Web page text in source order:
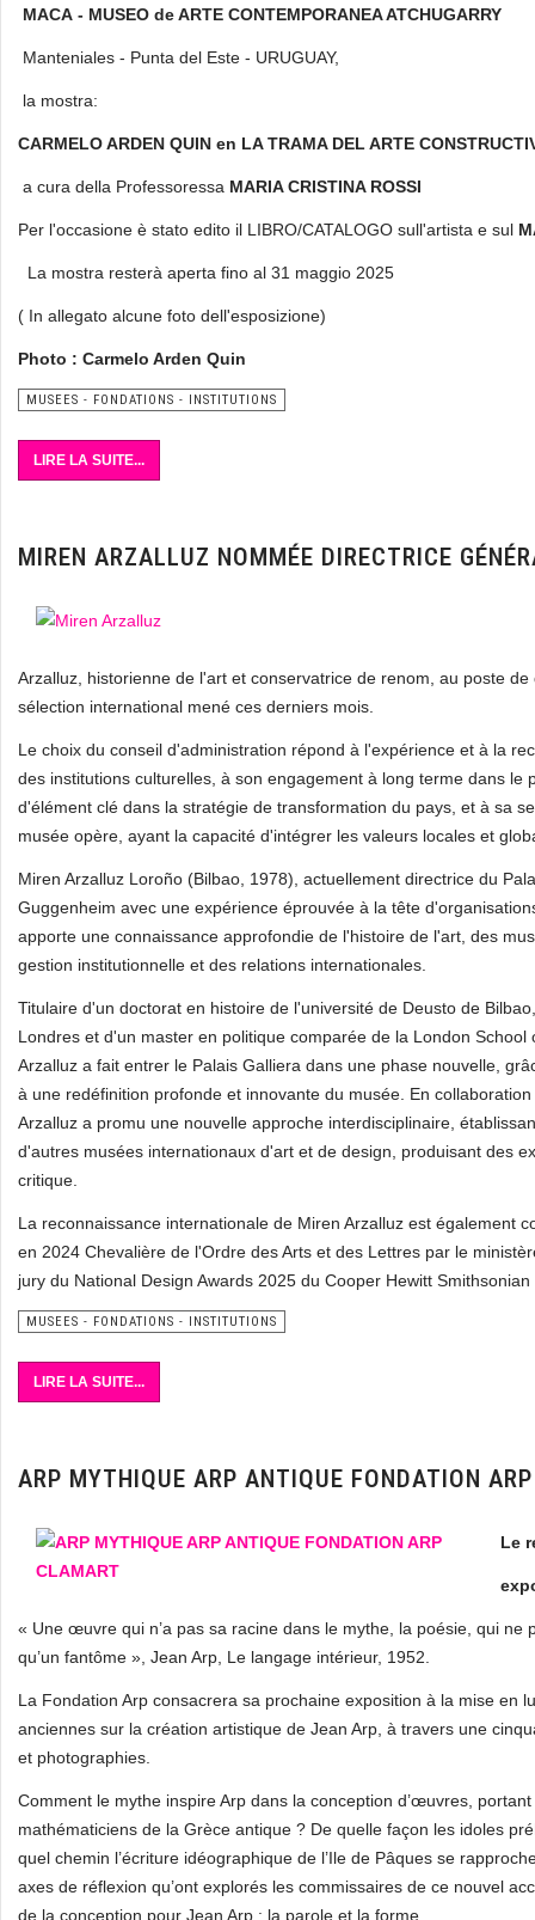
MACA - MUSEO de ARTE CONTEMPORANEA ATCHUGARRY
Manteniales - Punta del Este - URUGUAY,
la mostra:
CARMELO ARDEN QUIN en LA TRAMA DEL ARTE
a cura della Professoressa MARIA CRISTINA ROSSI
Per l'occasione è stato edito il LIBRO/CATALOGO sull'artista e sul M
La mostra resterà aperta fino al 31 maggio
( In allegato alcune foto dell'esposizione)
Photo : Carmelo Arden Quin
MUSEES - FONDATIONS - INSTITUTIONS
LIRE LA SUITE...
MIREN ARZALLUZ NOMMÉE DIRECTRICE
Arzalluz, historienne de l'art et conservatrice de renom, au poste
sélection international mené ces derniers mois.
Le choix du conseil d'administration répond à l'expérience et à la
des institutions culturelles, à son engagement à long terme dans
d'élément clé dans la stratégie de transformation du pays, et à sa
musée opère, ayant la capacité d'intégrer les valeurs locales et
Miren Arzalluz Loroño (Bilbao, 1978), actuellement directrice du
Guggenheim avec une expérience éprouvée à la tête
apporte une connaissance approfondie de l'histoire de l'art, des
gestion institutionnelle et des relations internationales.
Titulaire d'un doctorat en histoire de l'université de Deusto de
Londres et d'un master en politique comparée de la London
Arzalluz a fait entrer le Palais Galliera dans une phase nouvelle,
à une redéfinition profonde et innovante du musée. En
Arzalluz a promu une nouvelle approche interdisciplinaire,
d'autres musées internationaux d'art et de design, produisant des
critique.
La reconnaissance internationale de Miren Arzalluz est également
en 2024 Chevalière de l'Ordre des Arts et des Lettres par le
jury du National Design Awards 2025 du Cooper Hewitt
MUSEES - FONDATIONS - INSTITUTIONS
LIRE LA SUITE...
ARP MYTHIQUE ARP ANTIQUE FONDATION
Le
« Une œuvre qui n’a pas sa racine dans le mythe, la poésie, qui ne
qu’un fantôme », Jean Arp, Le langage intérieur, 1952.
La Fondation Arp consacrera sa prochaine exposition à la mise en
anciennes sur la création artistique de Jean Arp, à travers une
et photographies.
Comment le mythe inspire Arp dans la conception d’œuvres,
mathématiciens de la Grèce antique ? De quelle façon les idoles
quel chemin l’écriture idéographique de l’Ile de Pâques se
axes de réflexion qu’ont explorés les commissaires de ce nouvel
de la conception pour Jean Arp : la parole et la forme.